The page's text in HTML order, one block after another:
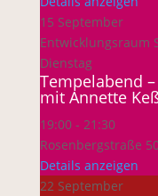
15 September
Entwicklungsraum
Dienstag
Tempelabend
mit Annette
19:00- 21:30
Rosenbergstraße
Details anzeigen
22 September